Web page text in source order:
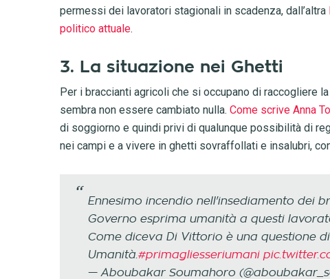
permessi dei lavoratori stagionali in scadenza, dall’altra
politico attuale.
3. La situazione nei Ghetti
Per i braccianti agricoli che si occupano di raccogliere
sembra non essere cambiato nulla. Come scrive Anna
di soggiorno e quindi privi di qualunque possibilità di
nei campi e a vivere in ghetti sovraffollati e insalubri,
Ennesimo incendio nell'insediamento dei
Governo esprima umanità a questi
Come diceva Di Vittorio è una questione
Umanità. #primagliesseriumani
— Aboubakar Soumahoro